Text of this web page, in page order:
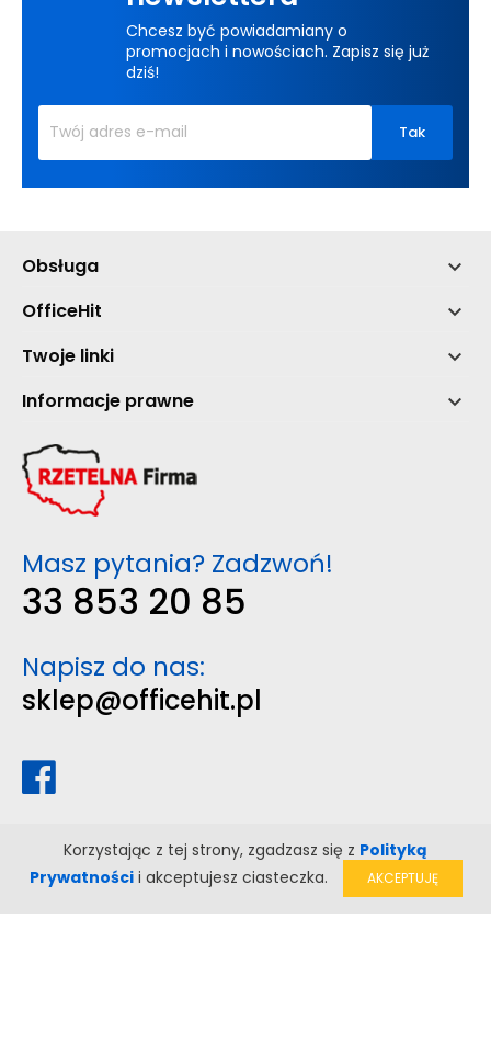
Chcesz być powiadamiany o
promocjach i nowościach. Zapisz się już
dziś!
Obsługa 
OfficeHit 
Twoje linki 
Informacje prawne 
Masz pytania? Zadzwoń!
33 853 20 85
Napisz do nas:
sklep@officehit.pl
Korzystając z tej strony, zgadzasz się z Polityką
Prywatnościi akceptujesz ciasteczka. AKCEPTUJĘ